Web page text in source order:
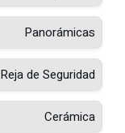
Panorámicas
Reja de Seguridad
Cerámica